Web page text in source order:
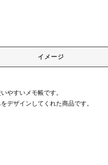
イメージ
やすいメモ帳です。
デザインしてくれた商品です。